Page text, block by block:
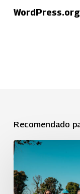
WordPress.org
Recomendado
Dia
C
é
realizado